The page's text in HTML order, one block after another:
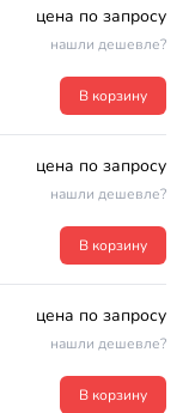
цена по запросу
нашли дешевле?
В корзину
цена по запросу
нашли дешевле?
В корзину
цена по запросу
нашли дешевле?
В корзину